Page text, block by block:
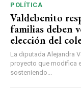
POLÍTICA
Valdebenito
familias deben
elección del
La diputada Alejandra
proyecto que modifica
sosteniendo...